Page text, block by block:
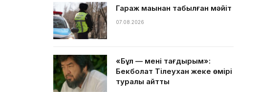
Гараж маңынан табылған мәйіт
07.08.2026
«Бұл — менің тағдырым»:
Бекболат Тілеухан жеке өмірі
туралы айтты